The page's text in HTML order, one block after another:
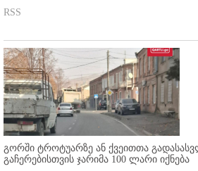
RSS
გორში ტროტუარზე ან ქვეითთა
გაჩერებისთვის ჯარიმა 100 ლარი იქნება